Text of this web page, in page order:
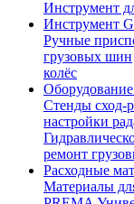
Инструмент
Инструмент
Ручные
грузовых шин
колёс
Оборудование
Стенды сход-
настройки
ремонт
Расходные
Материалы